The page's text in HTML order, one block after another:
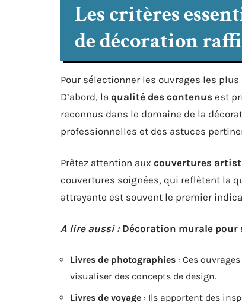
Les critères
de décoration
Pour sélectionner les ouvrages les
D’abord, la qualité des contenus est
reconnus dans le domaine de la
professionnelles et des astuces
Prêtez attention aux couvertures
couvertures soignées, qui reflètent la
attrayante est souvent le premier
A lire aussi : Décoration murale pour
Livres de photographies : Ces
visualiser des concepts de design.
Livres de voyage : Ils apportent des